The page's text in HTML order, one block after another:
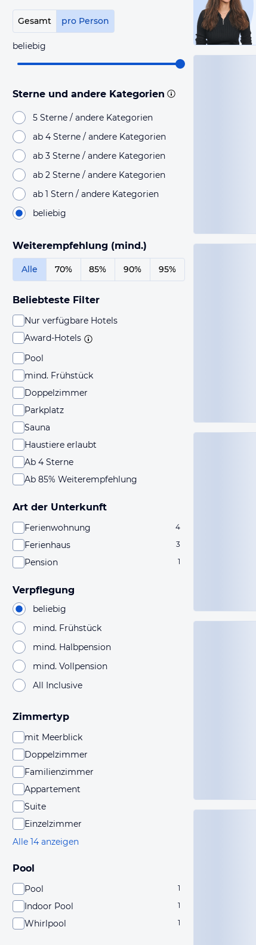
Gesamt pro Person
beliebig
Sterne und andere Kategorien
5 Sterne / andere Kategorien
ab 4 Sterne / andere Kategorien
ab 3 Sterne / andere Kategorien
ab 2 Sterne / andere Kategorien
ab 1 Stern / andere Kategorien
beliebig
Weiterempfehlung (mind.)
Alle 70% 85% 90% 95%
Beliebteste Filter
Nur verfügbare Hotels
Award-Hotels
Pool
mind. Frühstück
Doppelzimmer
Parkplatz
Sauna
Haustiere erlaubt
Ab 4 Sterne
Ab 85% Weiterempfehlung
Art der Unterkunft
Ferienwohnung 4
Ferienhaus 3
Pension 1
Verpflegung
beliebig
mind. Frühstück
mind. Halbpension
mind. Vollpension
All Inclusive
Zimmertyp
mit Meerblick
Doppelzimmer
Familienzimmer
Appartement
Suite
Einzelzimmer
Alle 14 anzeigen
Pool
Pool 1
Indoor Pool 1
Whirlpool 1